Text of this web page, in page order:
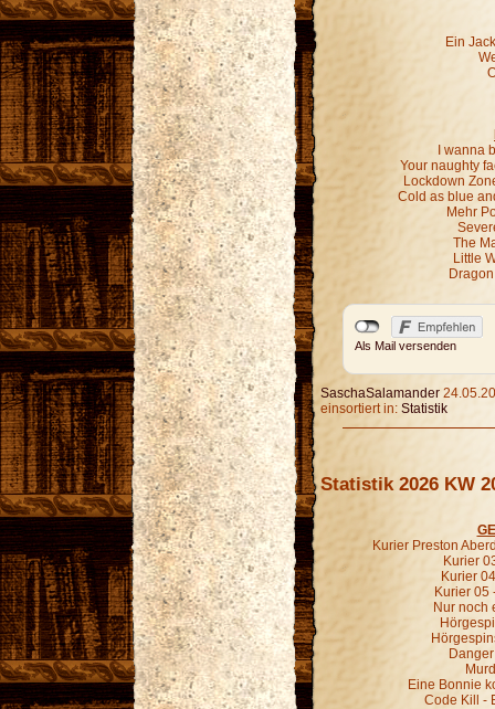
Ein
I wanna
Your naughty
Lockdown
Cold as blue
Mehr
The
Little
Als Mail versenden
SaschaSalamander
einsortiert in: Statistik
Statistik 2026 KW
Kurier Preston
Kurier
Kurier
Kurier 05
Nur noch
Eine Bonnie
Code Kill -